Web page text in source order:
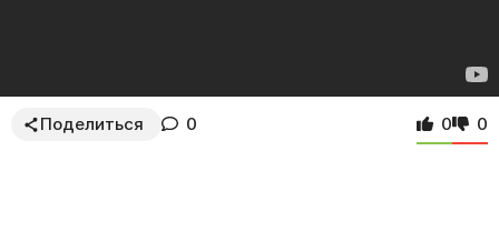
Поделиться 0 0 0